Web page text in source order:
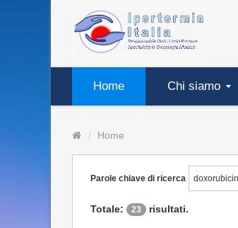
Home Chi siamo
Home
Parole chiave di ricerca
Totale: 23 risultati.